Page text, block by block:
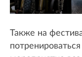
Также на